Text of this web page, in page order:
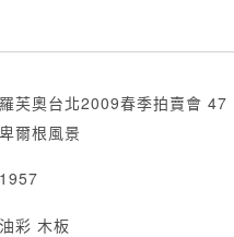
羅芙奧台北2009春季拍賣會 47
卑爾根風景
1957
油彩 木板